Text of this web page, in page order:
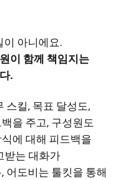
이 아니에요.
이 함께 책임지는
.
스킬, 목표 달성도,
을 주고, 구성원도
에 대해 피드백을
받는 대화가
어도비는 툴킷을 통해